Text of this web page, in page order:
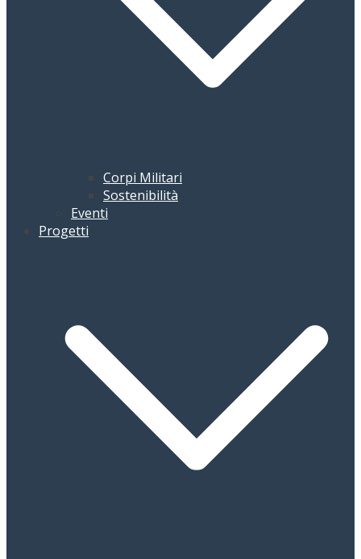
Corpi Militari
Sostenibilità
Eventi
Progetti